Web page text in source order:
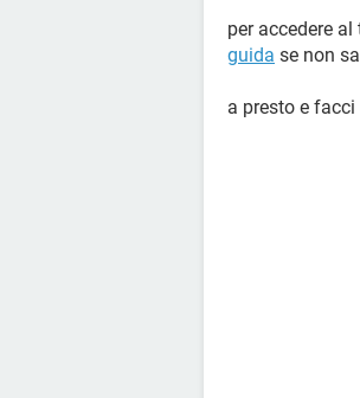
per accedere
guida se non
a presto e